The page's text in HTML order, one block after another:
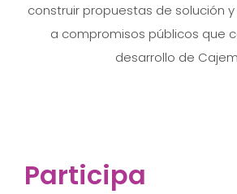
construir propuestas de solución
a compromisos públicos que
desarrollo de
Participa